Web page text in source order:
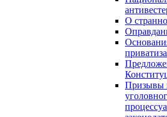
О
Призывы